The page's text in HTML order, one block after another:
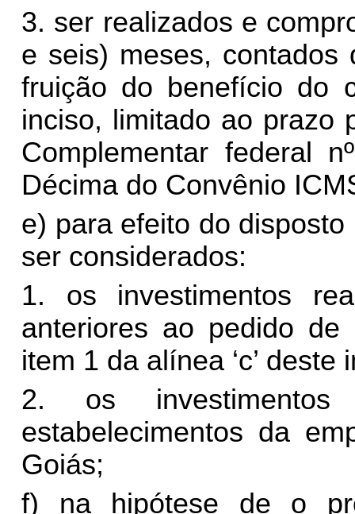
3. ser realizados e
e seis) meses,
fruição do benefício do
inciso, limitado ao prazo
Complementar federal
Décima do Convênio
e) para efeito do disposto
ser considerados:
1. os investimentos
anteriores ao pedido
item 1 da alínea ‘c’ deste
2. os
estabelecimentos da
Goiás;
f) na hipótese de o